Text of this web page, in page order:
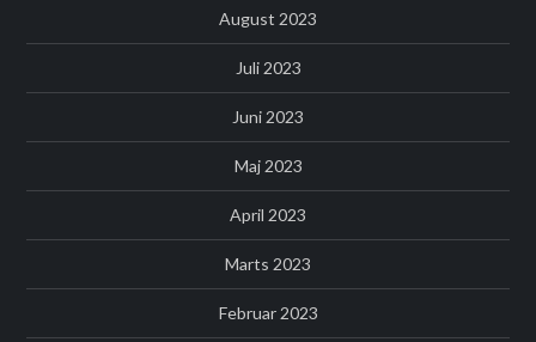
August 2023
Juli 2023
Juni 2023
Maj 2023
April 2023
Marts 2023
Februar 2023